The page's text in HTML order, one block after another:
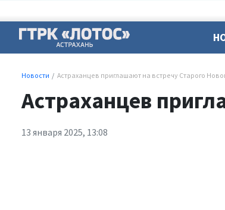
Новости Астраханцев приглашают на встречу Старого
Астраханцев
13 января 2025, 13:08